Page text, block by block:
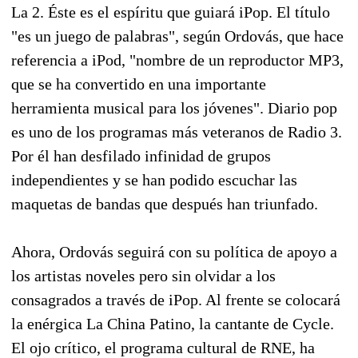
La 2. Éste es el espíritu que guiará iPop. El título
"es un juego de palabras", según Ordovás, que hace
referencia a iPod, "nombre de un reproductor MP3,
que se ha convertido en una importante
herramienta musical para los jóvenes". Diario pop
es uno de los programas más veteranos de Radio 3.
Por él han desfilado infinidad de grupos
independientes y se han podido escuchar las
maquetas de bandas que después han triunfado.
Ahora, Ordovás seguirá con su política de apoyo a
los artistas noveles pero sin olvidar a los
consagrados a través de iPop. Al frente se colocará
la enérgica La China Patino, la cantante de Cycle.
El ojo crítico, el programa cultural de RNE, ha